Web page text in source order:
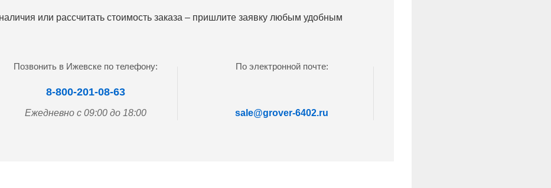
или рассчитать стоимость заказа – пришлите заявку любым удобным
Позвонить в Ижевске по телефону:
8-800-201-08-63
Ежедневно с 09:00 до 18:00
По электронной почте:
sale@grover-6402.ru